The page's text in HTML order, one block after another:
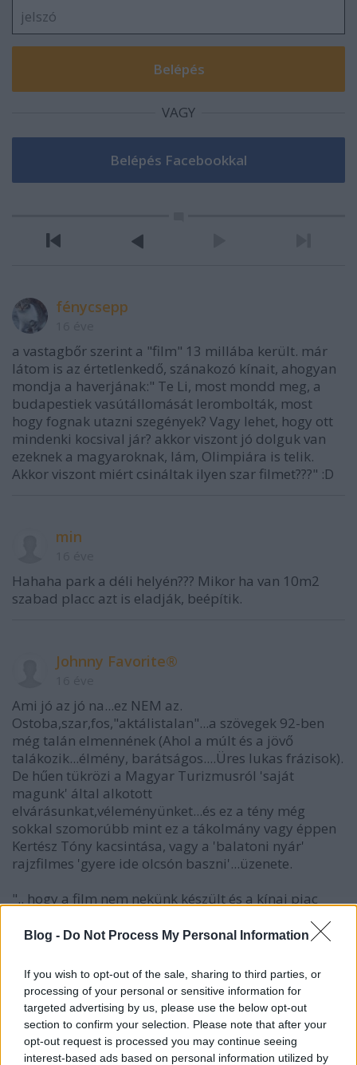
Blog - Do Not Process My Personal Information
If you wish to opt-out of the sale, sharing to third parties, or
processing of your personal or sensitive information for
targeted advertising by us, please use the below opt-out
section to confirm your selection. Please note that after your
opt-out request is processed you may continue seeing
interest-based ads based on personal information utilized by
VAGY
fénycsepp
a vastagbőr szerint a "film" 13 millába került. már
látom is az értetlenkedő, szánakozó kínait, ahogyan
mondja a haverjának:" Te Li, most mondd meg, a
budapestiek vasútállomását lerombolták, most
hogy fognak utazni szegények? Vagy lehet, hogy ott
mindenki kocsival jár? akkor viszont jó dolguk van
ezeknek a magyaroknak, lám, Olimpiára is telik.
Akkor viszont miért csináltak ilyen szar filmet???" :D
min
Hahaha park a déli helyén??? Mikor ha van 10m2
szabad placc azt is eladják, beépítik.
Johnny Favorite®
Ami jó az jó na...ez NEM az.
Ostoba,szar,fos,"aktálistalan"...a szövegek 92-ben
még talán elmennének (Ahol a múlt és a jövő
talákozik...élmény, barátságos....Üres lukas frázisok).
De hűen tükrözi a Magyar Turizmusról 'saját
magunk' által alkotott
elvárásunkat,véleményünket...és ez a tény még
sokkal szomorúbb mint ez a tákolmány vagy éppen
Kertész Tóny kacsintása, vagy a 'balatoni nyár'
rajzfilmes 'gyere ide olcsón baszni'...üzenete.
".. hogy a film nem nekünk készült és a kínai piac
visszaszívtam."
elégtelen.
valójábannemberci
16 éve